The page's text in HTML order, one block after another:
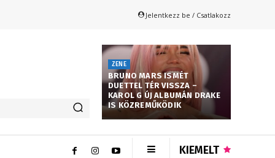
Jelentkezz be / Csatlakozz
ZENE
BRUNO MARS ISMÉT
DUETTEL TÉR VISSZA –
KAROL G ÚJ ALBUMÁN DRAKE
IS KÖZREMŰKÖDIK
KIEMELT